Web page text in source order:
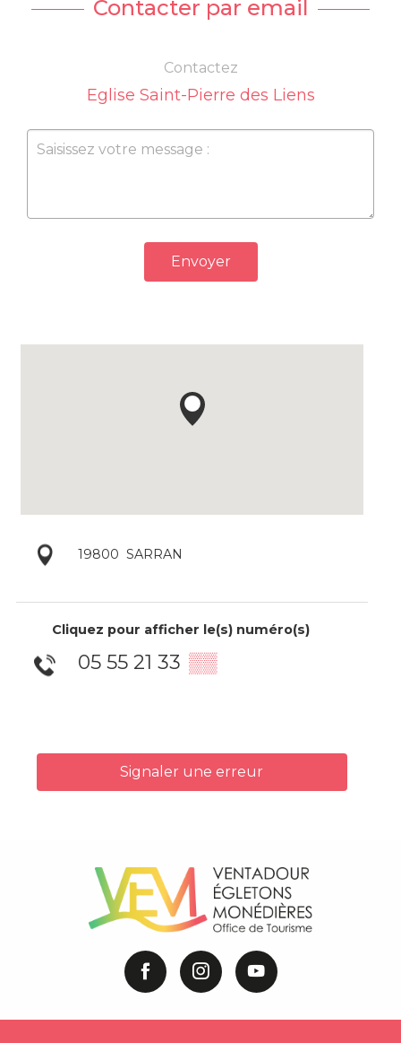
Contacter par email
Contactez
Eglise Saint-Pierre des Liens
Envoyer
19800 SARRAN
Cliquez pour afficher le(s) numéro(s)
05 55 21 33 ▒▒
Signaler une erreur